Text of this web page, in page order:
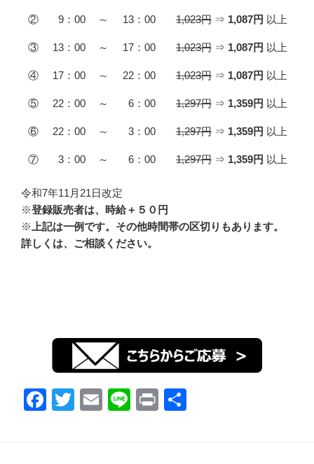
② 9：00 ～ 13：00 1,023円 ⇒ 1,087円 以上
③ 13：00 ～ 17：00 1,023円 ⇒ 1,087円 以上
④ 17：00 ～ 22：00 1,023円 ⇒ 1,087円 以上
⑤ 22：00 ～ 6：00 1,297円 ⇒ 1,359円 以上
⑥ 22：00 ～ 3：00 1,297円 ⇒ 1,359円 以上
⑦ 3：00 ～ 6：00 1,297円 ⇒ 1,359円 以上
令和7年11月21日改定
※登録販売者は、時給＋５０円
※ 上記は一例です。その他時間帯の区切りもあります。
詳しくは、ご相談ください。
F
T
E
Li
Pr